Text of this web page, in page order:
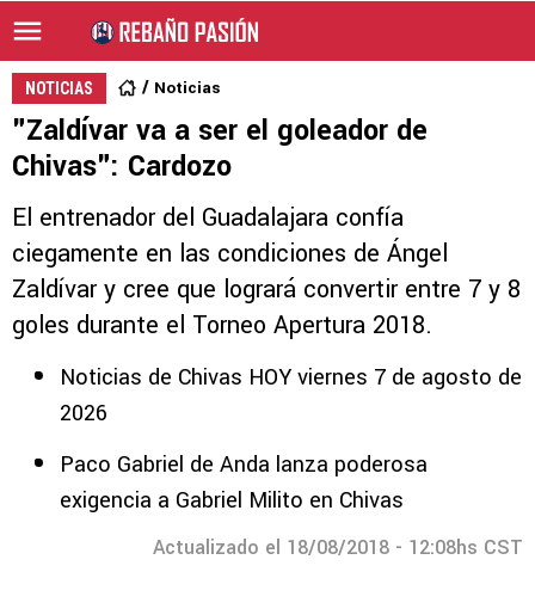
NOTICIAS Noticias
"Zaldívar va a ser el goleador de
Chivas": Cardozo
El entrenador del Guadalajara confía
ciegamente en las condiciones de Ángel
Zaldívar y cree que logrará convertir entre 7 y 8
goles durante el Torneo Apertura 2018.
Noticias de Chivas HOY viernes 7 de agosto de
2026
Paco Gabriel de Anda lanza poderosa
exigencia a Gabriel Milito en Chivas
Actualizado el 18/08/2018 - 12:08hs CST